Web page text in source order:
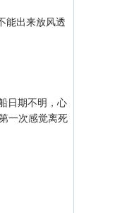
能出来放风透
日期不明，心
一次感觉离死